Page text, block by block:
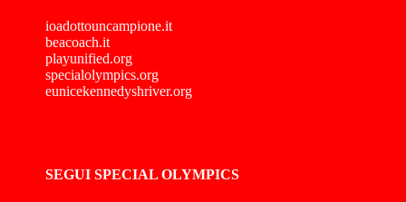
ioadottouncampione.it
beacoach.it
playunified.org
specialolympics.org
eunicekennedyshriver.org
SEGUI SPECIAL OLYMPICS